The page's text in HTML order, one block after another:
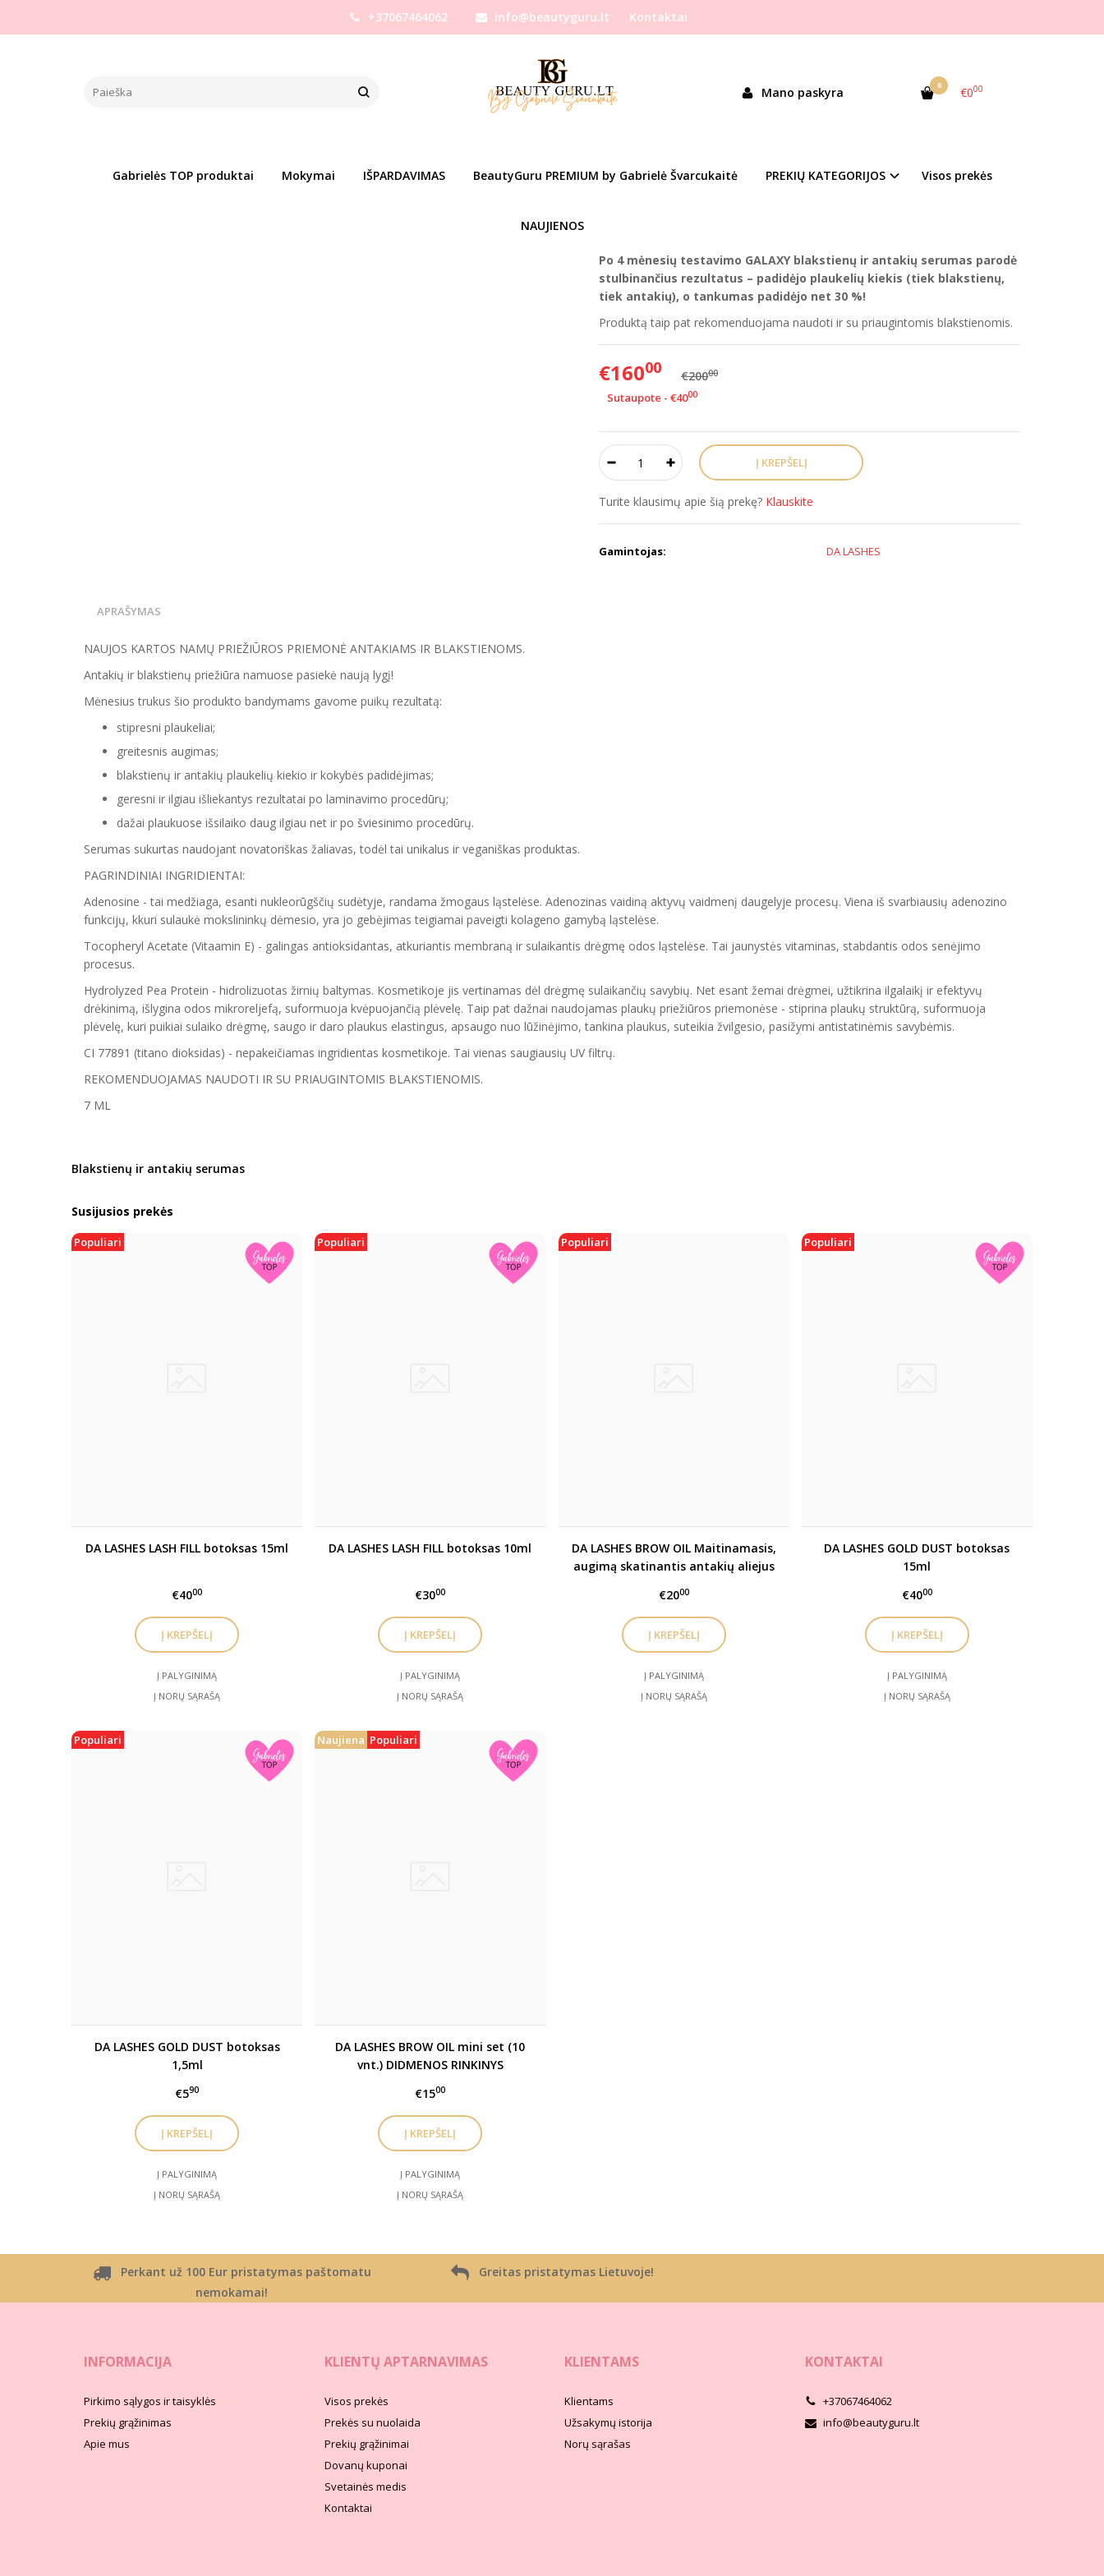
+37067464062 info@beautyguru.lt Kontaktai
Mano paskyra 0 €000
Gabrielės TOP produktai Mokymai IŠPARDAVIMAS BeautyGuru PREMIUM by Gabrielė Švarcukaitė PREKIŲ KATEGORIJOS Visos prekės
NAUJIENOS
Pagrindinis PREKIŲ KATEGORIJOS Pagal gamintoją DA LASHES DA LASHES GALAXY SERUMAS 10vnt didmenos rinkinys
DA LASHES GALAXY SERUMAS 10VNT DIDMENOS RINKINYS
Po 4 mėnesių testavimo GALAXY blakstienų ir antakių serumas parodė
stulbinančius rezultatus – padidėjo plaukelių kiekis (tiek blakstienų,
tiek antakių), o tankumas padidėjo net 30 %!
Produktą taip pat rekomenduojama naudoti ir su priaugintomis blakstienomis.
€16000 €20000
Sutaupote - €4000
Turite klausimų apie šią prekę? Klauskite
Gamintojas: DA LASHES
APRAŠYMAS
NAUJOS KARTOS NAMŲ PRIEŽIŪROS PRIEMONĖ ANTAKIAMS IR BLAKSTIENOMS.
Antakių ir blakstienų priežiūra namuose pasiekė naują lygį!
Mėnesius trukus šio produkto bandymams gavome puikų rezultatą:
stipresni plaukeliai;
greitesnis augimas;
blakstienų ir antakių plaukelių kiekio ir kokybės padidėjimas;
geresni ir ilgiau išliekantys rezultatai po laminavimo procedūrų;
dažai plaukuose išsilaiko daug ilgiau net ir po šviesinimo procedūrų.
Serumas sukurtas naudojant novatoriškas žaliavas, todėl tai unikalus ir veganiškas produktas.
PAGRINDINIAI INGRIDIENTAI:
Adenosine - tai medžiaga, esanti nukleorūgščių sudėtyje, randama žmogaus ląstelėse. Adenozinas vaidiną aktyvų vaidmenį daugelyje procesų. Viena iš svarbiausių adenozino
funkcijų, kkuri sulaukė mokslininkų dėmesio, yra jo gebėjimas teigiamai paveigti kolageno gamybą ląstelėse.
Tocopheryl Acetate (Vitaamin E) - galingas antioksidantas, atkuriantis membraną ir sulaikantis drėgmę odos ląstelėse. Tai jaunystės vitaminas, stabdantis odos senėjimo
procesus.
Hydrolyzed Pea Protein - hidrolizuotas žirnių baltymas. Kosmetikoje jis vertinamas dėl drėgmę sulaikančių savybių. Net esant žemai drėgmei, užtikrina ilgalaikį ir efektyvų
drėkinimą, išlygina odos mikroreljefą, suformuoja kvėpuojančią plėvelę. Taip pat dažnai naudojamas plaukų priežiūros priemonėse - stiprina plaukų struktūrą, suformuoja
plėvelę, kuri puikiai sulaiko drėgmę, saugo ir daro plaukus elastingus, apsaugo nuo lūžinėjimo, tankina plaukus, suteikia žvilgesio, pasižymi antistatinėmis savybėmis.
CI 77891 (titano dioksidas) - nepakeičiamas ingridientas kosmetikoje. Tai vienas saugiausių UV filtrų.
REKOMENDUOJAMAS NAUDOTI IR SU PRIAUGINTOMIS BLAKSTIENOMIS.
7 ML
Blakstienų ir antakių serumas
Susijusios prekės
Populiari
DA LASHES LASH FILL botoksas 15ml
€4000
Į PALYGINIMĄ
Į NORŲ SĄRAŠĄ
Populiari
DA LASHES LASH FILL botoksas 10ml
€3000
Į PALYGINIMĄ
Į NORŲ SĄRAŠĄ
Populiari
DA LASHES BROW OIL Maitinamasis,
augimą skatinantis antakių aliejus
€2000
Į PALYGINIMĄ
Į NORŲ SĄRAŠĄ
Populiari
DA LASHES GOLD DUST botoksas
15ml
€4000
Į PALYGINIMĄ
Į NORŲ SĄRAŠĄ
Populiari
DA LASHES GOLD DUST botoksas
1,5ml
€590
Į PALYGINIMĄ
Į NORŲ SĄRAŠĄ
Naujiena Populiari
DA LASHES BROW OIL mini set (10
vnt.) DIDMENOS RINKINYS
€1500
Į PALYGINIMĄ
Į NORŲ SĄRAŠĄ
Perkant už 100 Eur pristatymas paštomatu
nemokamai!
Greitas pristatymas Lietuvoje!
INFORMACIJA
Pirkimo sąlygos ir taisyklės
Prekių grąžinimas
Apie mus
KLIENTŲ APTARNAVIMAS
Visos prekės
Prekės su nuolaida
Prekių grąžinimai
Dovanų kuponai
Svetainės medis
Kontaktai
KLIENTAMS
Klientams
Užsakymų istorija
Norų sąrašas
KONTAKTAI
+37067464062
info@beautyguru.lt